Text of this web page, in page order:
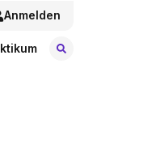
Anmelden